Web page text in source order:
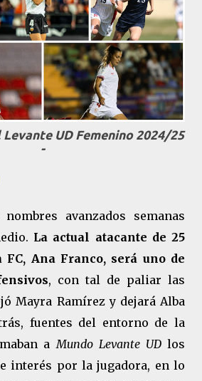
UD Femenino 2024/25
-
avanzados semanas
La actual atacante de 25
Ana Franco, será uno de
, con tal de paliar las
Mayra Ramírez y dejará Alba
fuentes del entorno de la
a Mundo Levante UDlos
interés por la jugadora, en lo